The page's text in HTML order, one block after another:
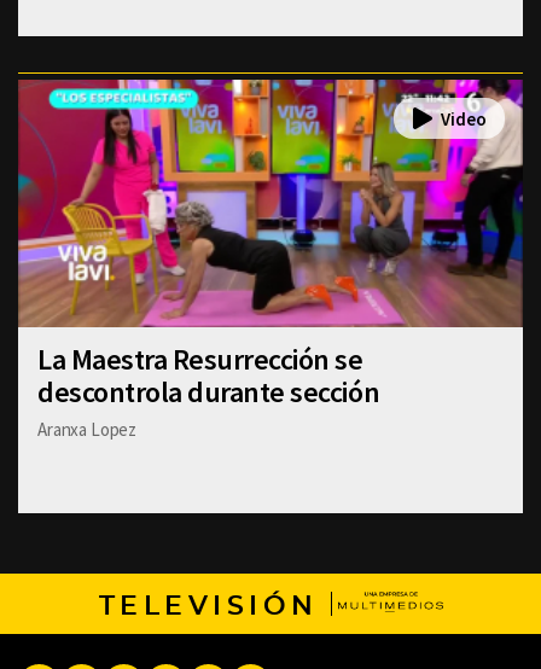
La Maestra Resurrección se
descontrola durante sección
Aranxa Lopez
TELEVISIÓN